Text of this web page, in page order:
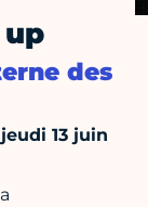
des
13 juin